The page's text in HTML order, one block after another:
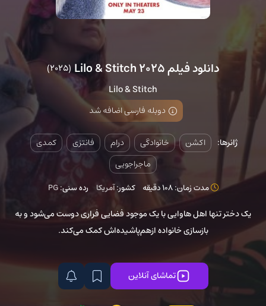
دانلود فیلم Lilo & Stitch 2025 (2025)
Lilo & Stitch
دوبله فارسی اضافه شد
ژانرها: اکشن خانوادگی درام فانتزی
کمدی
ماجراجویی
مدت زمان: 108 دقیقه کشور:آمریکا رده سنی:PG
یک دختر تنها اهل هاوایی با یک موجود فضایی فراری دوست می‌شود و به
بازسازی خانواده ازهم‌پاشیده‌اش کمک می‌کند.
تماشای آنلاین